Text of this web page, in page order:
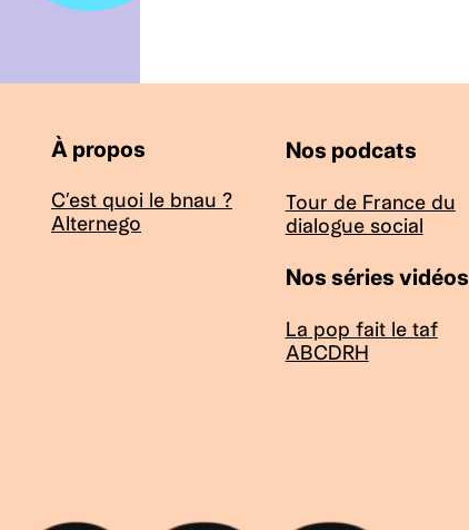
À propos
C’est quoi le bnau ?
Alternego
Nos podcats
Tour de France du
dialogue social
Nos séries vidéos
La pop fait le taf
ABCDRH